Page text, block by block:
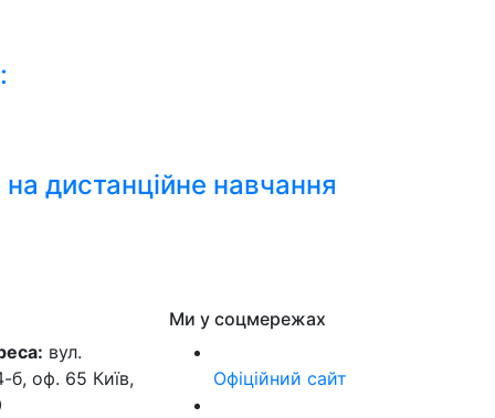
дистанційне навчання
вул.
б, оф. 65 Київ,
Ми у соцмережах
Офіційний сайт